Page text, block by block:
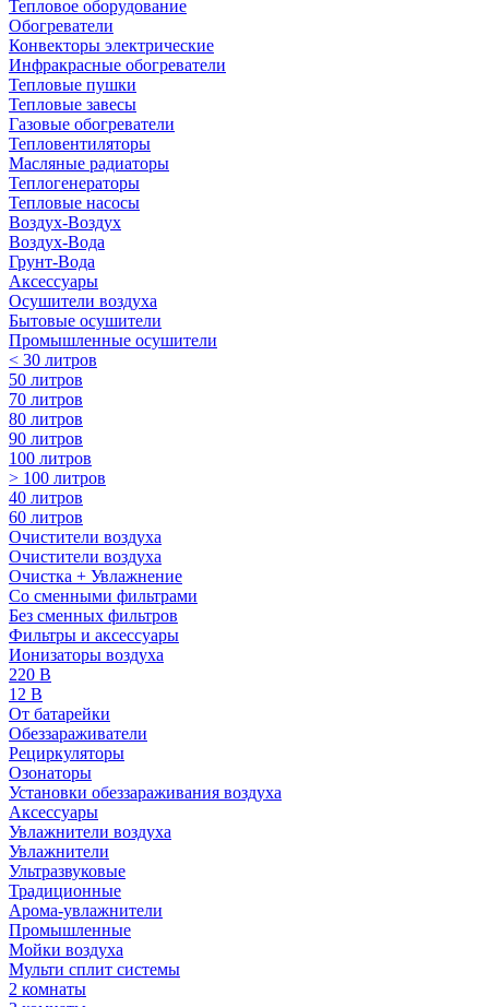
Тепловое оборудование
Обогреватели
Конвекторы электрические
Инфракрасные обогреватели
Тепловые пушки
Тепловые завесы
Газовые обогреватели
Тепловентиляторы
Масляные радиаторы
Теплогенераторы
Тепловые насосы
Воздух-Воздух
Воздух-Вода
Грунт-Вода
Аксессуары
Осушители воздуха
Бытовые осушители
Промышленные осушители
< 30 литров
50 литров
70 литров
80 литров
90 литров
100 литров
> 100 литров
40 литров
60 литров
Очистители воздуха
Очистители воздуха
Очистка + Увлажнение
Cо сменными фильтрами
Без сменных фильтров
Фильтры и аксессуары
Ионизаторы воздуха
220 В
12 В
От батарейки
Обеззараживатели
Рециркуляторы
Озонаторы
Установки обеззараживания воздуха
Аксессуары
Увлажнители воздуха
Увлажнители
Ультразвуковые
Традиционные
Арома-увлажнители
Промышленные
Мойки воздуха
Мульти сплит системы
2 комнаты